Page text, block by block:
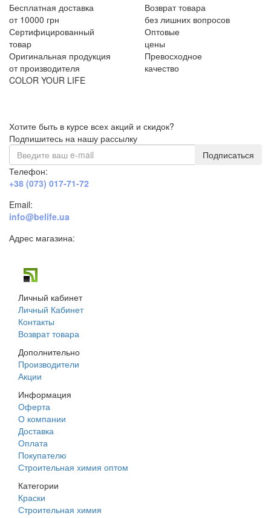
Бесплатная доставка
от 10000 грн
Возврат товара
без лишних вопросов
Сертифицированный
товар
Оптовые
цены
Оригинальная продукция
от производителя
Превосходное
качество
COLOR YOUR LIFE
Хотите быть в курсе всех акций и скидок?
Подпишитесь на нашу рассылку
Подписаться
Телефон:
+38 (073) 017-71-72
Email:
info@belife.ua
Адрес магазина:
Личный кабинет
Личный Кабинет
Контакты
Возврат товара
Дополнительно
Производители
Акции
Информация
Оферта
О компании
Доставка
Оплата
Покупателю
Строительная химия оптом
Категории
Краски
Строительная химия